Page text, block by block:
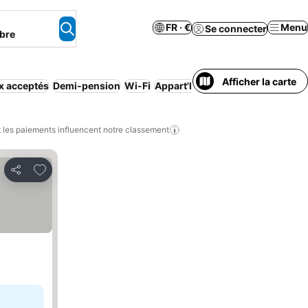
FR · € Se connecter Menu
acceptés Demi-pension Wi-Fi Appart'hôtel Spa Bains à
Afficher la carte
les paiements influencent notre classement
Partager
Ajouter à mes favoris